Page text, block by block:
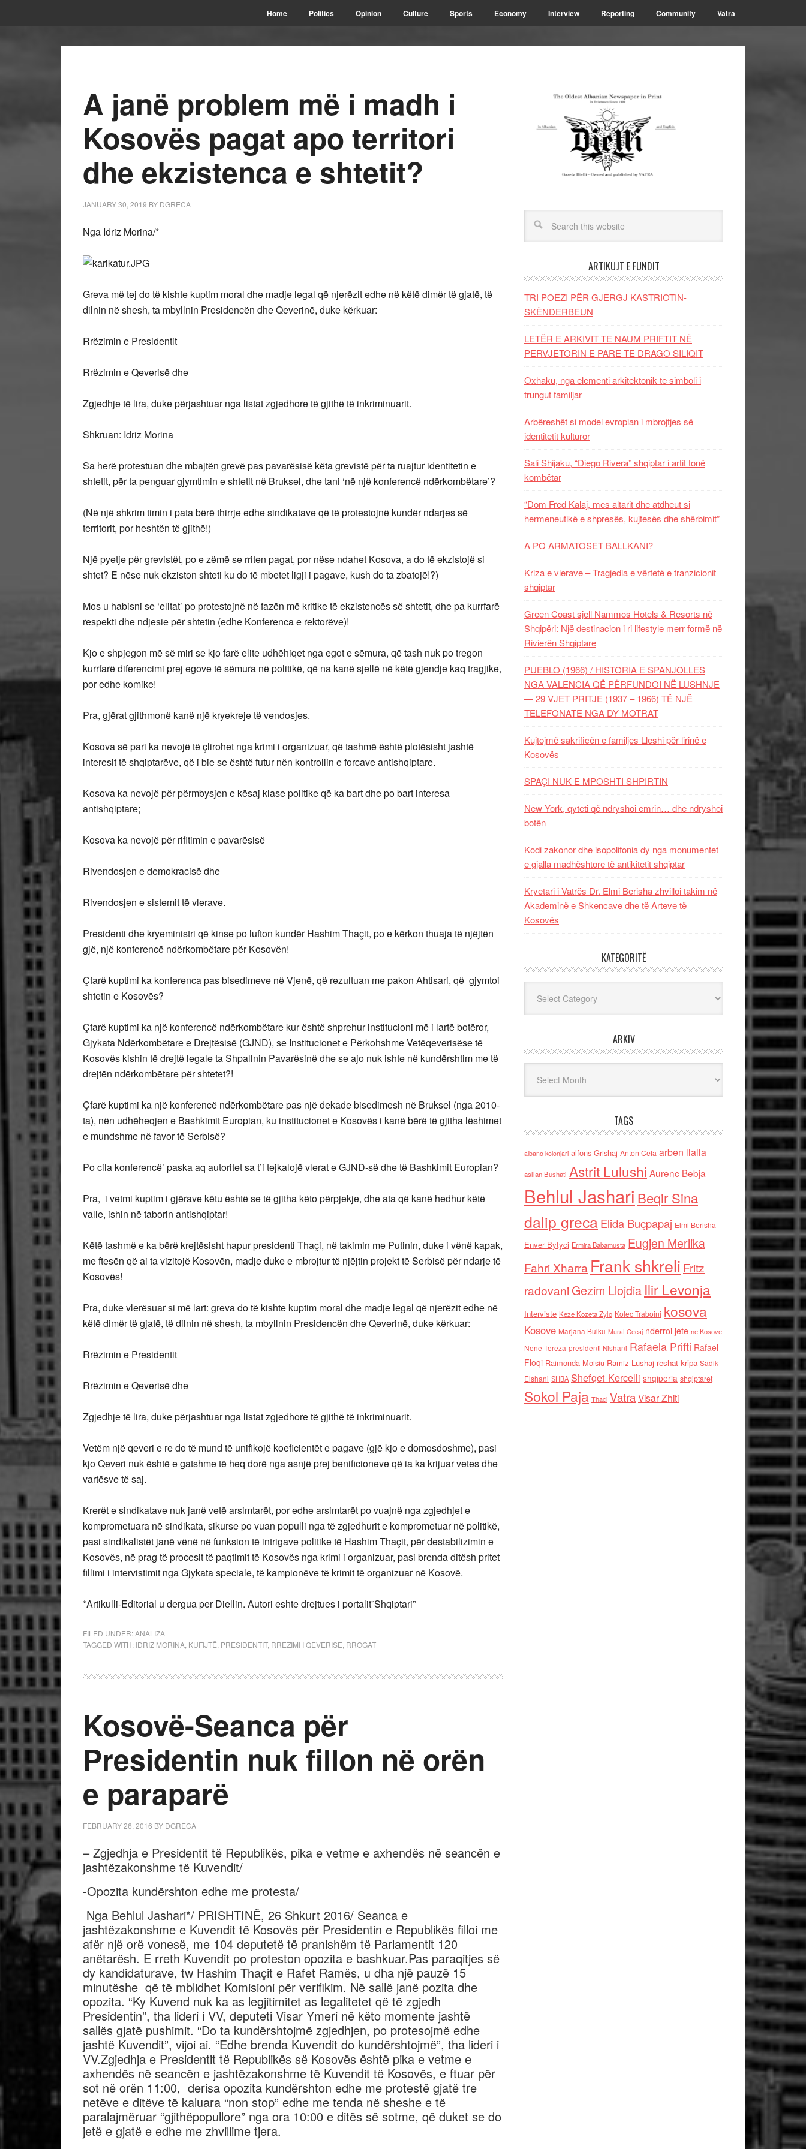
Home Politics Opinion Culture Sports Economy Interview Reporting Community Vatra
A janë problem më i madh i
Kosovës pagat apo territori
dhe ekzistenca e shtetit?
JANUARY 30, 2019 BY DGRECA
Nga Idriz Morina/*
Greva më tej do të kishte kuptim moral dhe madje legal që njerëzit edhe në këtë dimër të gjatë, të
dilnin në shesh, ta mbyllnin Presidencën dhe Qeverinë, duke kërkuar:
Rrëzimin e Presidentit
Rrëzimin e Qeverisë dhe
Zgjedhje të lira, duke përjashtuar nga listat zgjedhore të gjithë të inkriminuarit.
Shkruan: Idriz Morina
Sa herë protestuan dhe mbajtën grevë pas pavarësisë këta grevistë për ta ruajtur identitetin e
shtetit, për ta penguar gjymtimin e shtetit në Bruksel, dhe tani ‘në një konferencë ndërkombëtare’?
(Në një shkrim timin i pata bërë thirrje edhe sindikatave që të protestojnë kundër ndarjes së
territorit, por heshtën të gjithë!)
Një pyetje për grevistët, po e zëmë se rriten pagat, por nëse ndahet Kosova, a do të ekzistojë si
shtet? E nëse nuk ekziston shteti ku do të mbetet ligji i pagave, kush do ta zbatojë!?)
Mos u habisni se ‘elitat’ po protestojnë në fazën më kritike të ekzistencës së shtetit, dhe pa kurrfarë
respekti dhe ndjesie për shtetin (edhe Konferenca e rektorëve)!
Kjo e shpjegon më së miri se kjo farë elite udhëhiqet nga egot e sëmura, që tash nuk po tregon
kurrfarë diferencimi prej egove të sëmura në politikë, që na kanë sjellë në këtë gjendje kaq tragjike,
por edhe komike!
Pra, gjërat gjithmonë kanë një kryekreje të vendosjes.
Kosova së pari ka nevojë të çlirohet nga krimi i organizuar, që tashmë është plotësisht jashtë
interesit të shqiptarëve, që i bie se është futur nën kontrollin e forcave antishqiptare.
Kosova ka nevojë për përmbysjen e kësaj klase politike që ka bart dhe po bart interesa
antishqiptare;
Kosova ka nevojë për rifitimin e pavarësisë
Rivendosjen e demokracisë dhe
Rivendosjen e sistemit të vlerave.
Presidenti dhe kryeministri që kinse po lufton kundër Hashim Thaçit, po e kërkon thuaja të njëjtën
gjë, një konferencë ndërkombëtare për Kosovën!
Çfarë kuptimi ka konferenca pas bisedimeve në Vjenë, që rezultuan me pakon Ahtisari, që gjymtoi
shtetin e Kosovës?
Çfarë kuptimi ka një konferencë ndërkombëtare kur është shprehur institucioni më i lartë botëror,
Gjykata Ndërkombëtare e Drejtësisë (GJND), se Institucionet e Përkohshme Vetëqeverisëse të
Kosovës kishin të drejtë legale ta Shpallnin Pavarësinë dhe se ajo nuk ishte në kundërshtim me të
drejtën ndërkombëtare për shtetet?!
Çfarë kuptimi ka një konferencë ndërkombëtare pas një dekade bisedimesh në Bruksel (nga 2010-
ta), nën udhëheqjen e Bashkimit Europian, ku institucionet e Kosovës i kanë bërë të gjitha lëshimet
e mundshme në favor të Serbisë?
Po cila konferencë’ paska aq autoritet sa t’i tejkalojë vlerat e GJND-së dhe të Bashkimit Europian?
Pra, i vetmi kuptim i gjërave këtu është se të gjitha këto përpjekje, dhe ata që kanë hedhur këtë
valle, ishin në taborin antishqiptar!
Këtë tashmë e ka bërë krejtësisht hapur presidenti Thaçi, në takimin me Putinin, duke i vënë kapak,
me ftesën që ai ta vizitojë Kosovën, madje duke e mbrojtur të njëjtin projekt të Serbisë për ndarje të
Kosovës!
Pra, duke vlerësuar si më lart: greva do të kishte kuptim moral dhe madje legal që njerëzit edhe në
këtë dimër të gjatë, të dilnin në shesh, ta mbyllnin Presidencën dhe Qeverinë, duke kërkuar:
Rrëzimin e Presidentit
Rrëzimin e Qeverisë dhe
Zgjedhje të lira, duke përjashtuar nga listat zgjedhore të gjithë të inkriminuarit.
Vetëm një qeveri e re do të mund të unifikojë koeficientët e pagave (gjë kjo e domosdoshme), pasi
kjo Qeveri nuk është e gatshme të heq dorë nga asnjë prej benificioneve që ia ka krijuar vetes dhe
vartësve të saj.
Krerët e sindikatave nuk janë vetë arsimtarët, por edhe arsimtarët po vuajnë nga zgjedhjet e
komprometuara në sindikata, sikurse po vuan populli nga të zgjedhurit e komprometuar në politikë,
pasi sindikalistët janë vënë në funksion të intrigave politike të Hashim Thaçit, për destabilizimin e
Kosovës, në prag të procesit të paqtimit të Kosovës nga krimi i organizuar, pasi brenda ditësh pritet
fillimi i intervistimit nga Gjykata speciale, të kampionëve të krimit të organizuar në Kosovë.
*Artikulli-Editorial u dergua per Diellin. Autori eshte drejtues i portalit”Shqiptari”
FILED UNDER:ANALIZA
TAGGED WITH: IDRIZ MORINA KUFIJTË PRESIDENTIT, RREZIMI I QEVERISE RROGAT
Kosovë-Seanca për
Presidentin nuk fillon në orën
e paraparë
FEBRUARY 26, 2016 BY DGRECA
– Zgjedhja e Presidentit të Republikës, pika e vetme e axhendës në seancën e
jashtëzakonshme të Kuvendit/
-Opozita kundërshton edhe me protesta/
Nga Behlul Jashari*/ PRISHTINË, 26 Shkurt 2016/ Seanca e
jashtëzakonshme e Kuvendit të Kosovës për Presidentin e Republikës filloi me
afër një orë vonesë, me 104 deputetë të pranishëm të Parlamentit 120
anëtarësh. E rreth Kuvendit po proteston opozita e bashkuar.Pas paraqitjes së
dy kandidaturave, tw Hashim Thaçit e Rafet Ramës, u dha një pauzë 15
minutëshe që të mblidhet Komisioni për verifikim. Në sallë janë pozita dhe
opozita. “Ky Kuvend nuk ka as legjitimitet as legalitetet që të zgjedh
Presidentin”, tha lideri i VV, deputeti Visar Ymeri në këto momente jashtë
sallës gjatë pushimit. “Do ta kundërshtojmë zgjedhjen, po protesojmë edhe
jashtë Kuvendit”, vijoi ai. “Edhe brenda Kuvendit do kundërshtojmë”, tha lideri i
VV.Zgjedhja e Presidentit të Republikës së Kosovës është pika e vetme e
axhendës në seancën e jashtëzakonshme të Kuvendit të Kosovës, e ftuar për
sot në orën 11:00, derisa opozita kundërshton edhe me protestë gjatë tre
netëve e ditëve të kaluara “non stop” edhe me tenda në sheshe e të
paralajmëruar “gjithëpopullore” nga ora 10:00 e ditës së sotme, që duket se do
jetë e gjatë e edhe me zhvillime tjera.
ARTIKUJT E FUNDIT
TRI POEZI PËR GJERGJ KASTRIOTIN-
SKËNDERBEUN
LETËR E ARKIVIT TE NAUM PRIFTIT NË
PERVJETORIN E PARE TE DRAGO SILIQIT
Oxhaku, nga elementi arkitektonik te simboli i
trungut familjar
Arbëreshët si model evropian i mbrojtjes së
identitetit kulturor
Sali Shijaku, “Diego Rivera” shqiptar i artit tonë
kombëtar
“Dom Fred Kalaj, mes altarit dhe atdheut si
hermeneutikë e shpresës, kujtesës dhe shërbimit”
A PO ARMATOSET BALLKANI?
Kriza e vlerave – Tragjedia e vërtetë e tranzicionit
shqiptar
Green Coast sjell Nammos Hotels & Resorts në
Shqipëri: Një destinacion i ri lifestyle merr formë në
Rivierën Shqiptare
PUEBLO (1966) / HISTORIA E SPANJOLLES
NGA VALENCIA QË PËRFUNDOI NË LUSHNJE
— 29 VJET PRITJE (1937 – 1966) TË NJË
TELEFONATE NGA DY MOTRAT
Kujtojmë sakrificën e familjes Lleshi për lirinë e
Kosovës
SPAÇI NUK E MPOSHTI SHPIRTIN
New York, qyteti që ndryshoi emrin… dhe ndryshoi
botën
Kodi zakonor dhe isopolifonia dy nga monumentet
e gjalla madhështore të antikitetit shqiptar
Kryetari i Vatrës Dr. Elmi Berisha zhvilloi takim në
Akademinë e Shkencave dhe të Arteve të
Kosovës
KATEGORITË
ARKIV
TAGS
albano kolonjari alfons Grishaj Anton Cefa arben llalla
asllan Bushati Astrit Lulushi Aurenc Bebja
Behlul Jashari Beqir Sina
dalip grecaElida Buçpapaj Elmi Berisha
Enver Bytyci Ermira Babamusta Eugjen Merlika
Fahri Xharra Frank shkreli Fritz
radovaniGezim Llojdia Ilir Levonja
Interviste Keze Kozeta Zylo Kolec Traboini kosova
Kosove Marjana Bulku Murat Gecaj nderroi jete ne Kosove
Nene Tereza presidenti Nishani Rafaela Prifti Rafael
Floqi Raimonda Moisiu Ramiz Lushaj reshat kripa Sadik
Elshani SHBA Shefqet Kercelli shqiperia shqiptaret
Sokol Paja Thaci VatraVisar Zhiti